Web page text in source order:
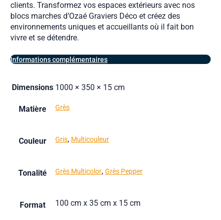
clients. Transformez vos espaces extérieurs avec nos
blocs marches d’Ozaé Graviers Déco et créez des
environnements uniques et accueillants où il fait bon
vivre et se détendre.
Informations complémentaires
Dimensions 1000 × 350 × 15 cm
Matière Grès
Couleur Gris, Multicouleur
Tonalité Grès Multicolor, Grès Pepper
Format 100 cm x 35 cm x 15 cm